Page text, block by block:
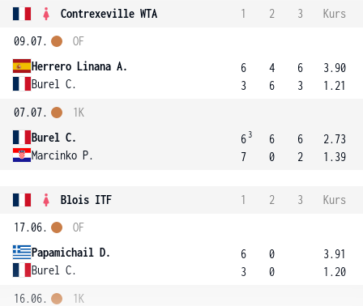
Contrexeville WTA 1 2 3
Kurs
09.07.
Herrero Linana A.
Burel C.
OF
6
3
4
6
6
3
3.90
1.21
07.07.
Burel C.
Marcinko P.
1K
6 3
7
6
0
6
2
2.73
1.39
Blois ITF 1 2 3
Kurs
17.06.
Papamichail D.
Burel C.
OF
6
3
0
0
3.91
1.20
16.06.
1K